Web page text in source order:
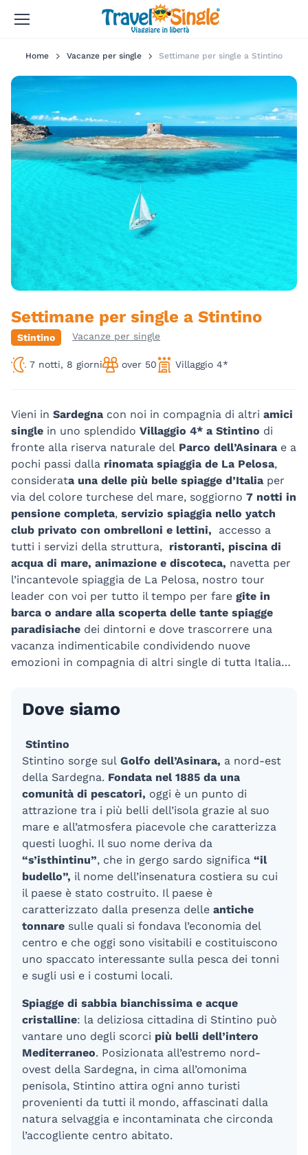
Home Vacanze per single Settimane per single a Stintino
Settimane per single a Stintino
Stintino Vacanze per single
7 notti, 8 giorni over 50 Villaggio 4*
Vieni in Sardegna con noi in compagnia di altri amici
single in uno splendido Villaggio 4* a Stintino di
fronte alla riserva naturale del Parco dell’Asinara e a
pochi passi dalla rinomata spiaggia de La Pelosa,
considerata una delle più belle spiagge d’Italia per
via del colore turchese del mare, soggiorno 7 notti in
pensione completa, servizio spiaggia nello yatch
club privato con ombrelloni e lettini, accesso a
tutti i servizi della struttura,
ristoranti, piscina di
acqua di mare, animazione e discoteca, navetta per
l’incantevole spiaggia de La Pelosa, nostro tour
leader con voi per tutto il tempo per fare gite in
barca o andare alla scoperta delle tante spiagge
paradisiache dei dintorni e dove trascorrere una
vacanza indimenticabile condividendo nuove
emozioni in compagnia di altri single di tutta Italia…
Dove siamo
Stintino
Stintino sorge sul Golfo dell’Asinara, a nord-est
della Sardegna. Fondata nel 1885 da una
comunità di pescatori, oggi è un punto di
attrazione tra i più belli dell’isola grazie al suo
mare e all’atmosfera piacevole che caratterizza
questi luoghi. Il suo nome deriva da
“s’isthintinu”, che in gergo sardo significa “il
budello”, il nome dell’insenatura costiera su cui
il paese è stato costruito. Il paese è
caratterizzato dalla presenza delle antiche
tonnare sulle quali si fondava l’economia del
centro e che oggi sono visitabili e costituiscono
uno spaccato interessante sulla pesca dei tonni
e sugli usi e i costumi locali.
Spiagge di sabbia bianchissima e acque
cristalline: la deliziosa cittadina di Stintino può
vantare uno degli scorci più belli dell’intero
Mediterraneo. Posizionata all’estremo nord-
ovest della Sardegna, in cima all’omonima
penisola, Stintino attira ogni anno turisti
provenienti da tutti il mondo, affascinati dalla
natura selvaggia e incontaminata che circonda
l’accogliente centro abitato.